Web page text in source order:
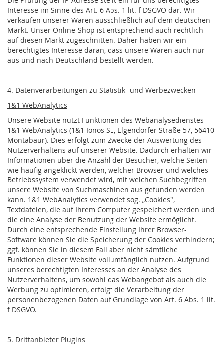
Interesse im Sinne des Art. 6 Abs. 1 lit. f DSGVO dar. Wir
verkaufen unserer Waren ausschließlich auf dem deutschen
Markt. Unser Online-Shop ist entsprechend auch rechtlich
auf diesen Markt zugeschnitten. Daher haben wir ein
berechtigtes Interesse daran, dass unsere Waren auch nur
aus und nach Deutschland bestellt werden.
4. Datenverarbeitungen zu Statistik- und Werbezwecken
1&1 WebAnalytics
Unsere Website nutzt Funktionen des Webanalysedienstes
1&1 WebAnalytics (1&1 Ionos SE, Elgendorfer Straße 57, 56410
Montabaur). Dies erfolgt zum Zwecke der Auswertung des
Nutzerverhaltens auf unserer Website. Dadurch erhalten wir
Informationen über die Anzahl der Besucher, welche Seiten
wie häufig angeklickt werden, welcher Browser und welches
Betriebssystem verwendet wird, mit welchen Suchbegriffen
unsere Website von Suchmaschinen aus gefunden werden
kann. 1&1 WebAnalytics verwendet sog. „Cookies",
Textdateien, die auf Ihrem Computer gespeichert werden und
die eine Analyse der Benutzung der Website ermöglicht.
Durch eine entsprechende Einstellung Ihrer Browser-
Software können Sie die Speicherung der Cookies verhindern;
ggf. können Sie in diesem Fall aber nicht sämtliche
Funktionen dieser Website vollumfänglich nutzen. Aufgrund
unseres berechtigten Interesses an der Analyse des
Nutzerverhaltens, um sowohl das Webangebot als auch die
Werbung zu optimieren, erfolgt die Verarbeitung der
personenbezogenen Daten auf Grundlage von Art. 6 Abs. 1 lit.
f DSGVO.
5. Drittanbieter Plugins